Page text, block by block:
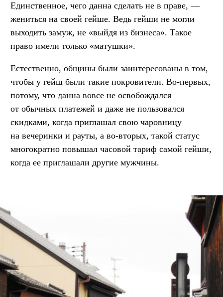
Единственное, чего данна сделать не в праве, —
жениться на своей гейше. Ведь гейши не могли
выходить замуж, не «выйдя из бизнеса». Такое
право имели только «матушки».
Естественно, общины были заинтересованы в том,
чтобы у гейш были такие покровители. Во-первых,
потому, что данна вовсе не освобождался
от обычных платежей и даже не пользовался
скидками, когда приглашал свою чаровницу
на вечеринки и рауты, а во-вторых, такой статус
многократно повышал часовой тариф самой гейши,
когда ее приглашали другие мужчины.